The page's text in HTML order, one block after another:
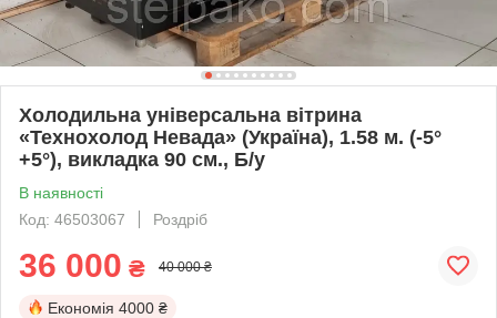
Холодильна універсальна вітрина
«Технохолод Невада» (Україна), 1.58 м. (-5°
+5°), викладка 90 см., Б/у
В наявності
Код: 46503067
Роздріб
36 000 ₴ 40 000 ₴
Економія 4000 ₴